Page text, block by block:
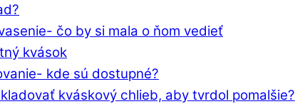
čo by si mala o ňom vedieť
kvások
kde sú dostupné?
kváskový chlieb, aby tvrdol pomalšie?